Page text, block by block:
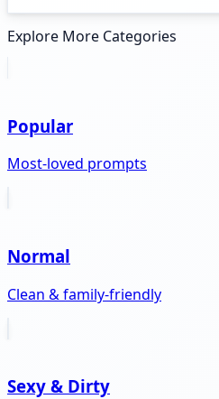
Explore More Categories
Popular
Most-loved prompts
Normal
Clean & family-friendly
Sexy & Dirty